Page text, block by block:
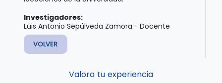
Investigadores:
Luis Antonio Sepúlveda Zamora.- Docente
VOLVER
Valora tu experiencia